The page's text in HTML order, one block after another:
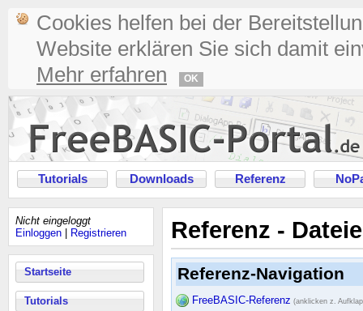
Cookies helfen bei der
Website erklären Sie sich damit
Mehr erfahren
OK
Tutorials Downloads Referenz
Nicht eingeloggt
Einloggen
Registrieren
Startseite
Tutorials
Referenz -
Referenz-Navigation
FreeBASIC-Referenz (anklicken z.